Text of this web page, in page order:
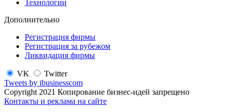
Технологии
Дополнительно
Регистрация фирмы
Регистрация за рубежом
Ликвидация фирмы
VK
Twitter
Tweets by ibusinesscom
Copyright 2021 Копирование бизнес-идей запрещено
Контакты и реклама на сайте